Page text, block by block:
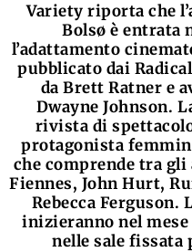
Variety riporta che
Bolsø è entrata
l’adattamento
pubblicato dai
da Brett Ratner e
Dwayne Johnson.
rivista di
protagonista
che comprende tra gli
Fiennes, John Hurt,
Rebecca Ferguson.
inizieranno nel
nelle sale fissata